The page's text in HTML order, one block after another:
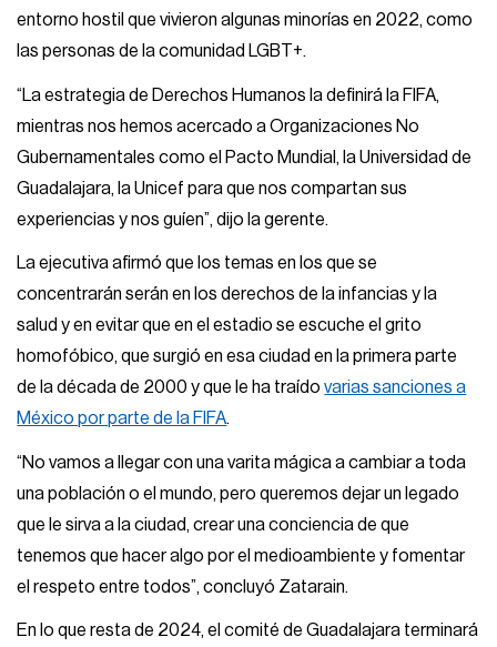
entorno hostil que vivieron algunas minorías en 2022, como
las personas de la comunidad LGBT+.
“La estrategia de Derechos Humanos la definirá la FIFA,
mientras nos hemos acercado a Organizaciones No
Gubernamentales como el Pacto Mundial, la Universidad de
Guadalajara, la Unicef para que nos compartan sus
experiencias y nos guíen”, dijo la gerente.
La ejecutiva afirmó que los temas en los que se
concentrarán serán en los derechos de la infancias y la
salud y en evitar que en el estadio se escuche el grito
homofóbico, que surgió en esa ciudad en la primera parte
de la década de 2000 y que le ha traídovarias sanciones a
México por parte de la FIFA.
“No vamos a llegar con una varita mágica a cambiar a toda
una población o el mundo, pero queremos dejar un legado
que le sirva a la ciudad, crear una conciencia de que
tenemos que hacer algo por el medioambiente y fomentar
el respeto entre todos”, concluyó Zatarain.
En lo que resta de 2024, el comité de Guadalajara terminará